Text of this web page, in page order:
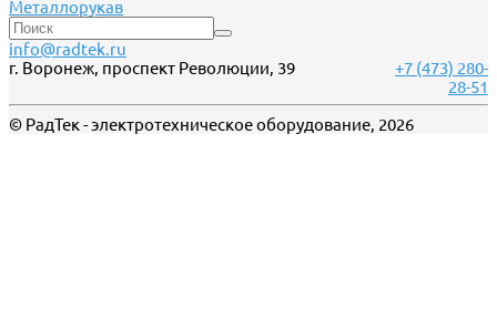
Металлорукав
info@radtek.ru
г. Воронеж, проспект Революции, 39
+7 (473) 280-
28-51
© РадТек - электротехническое оборудование, 2026